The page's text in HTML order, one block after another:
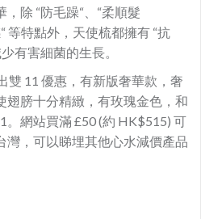
除 “防毛躁“ “柔順髮
“ 等特點外 天使梳都擁有 “抗
有害細菌的生長
雙 11 優惠，有新版奢華款
奢
翅膀十分精緻， 有玫瑰金色
，和
。網站買滿 £50 (約 HK$515) 可
灣，可以睇埋其他心水減價產品